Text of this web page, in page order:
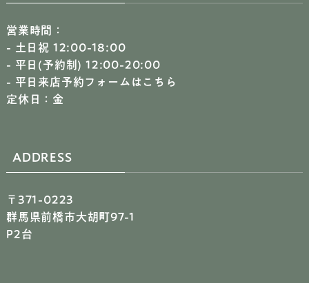
営業時間：
- 土日祝 12:00-18:00
- 平日(予約制) 12:00-20:00
- 平日来店予約フォームはこちら
定休日：金
ADDRESS
〒371-0223
群馬県前橋市大胡町97-1
P2台